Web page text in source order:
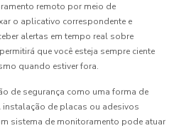
remoto por meio de
o aplicativo correspondente e
alertas em tempo real sobre
que você esteja sempre ciente
quando estiver fora.
de segurança como uma forma de
instalação de placas ou adesivos
sistema de monitoramento pode atuar